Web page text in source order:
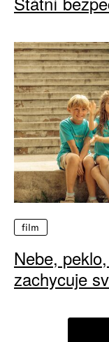
film
Nebe,
zachycuje